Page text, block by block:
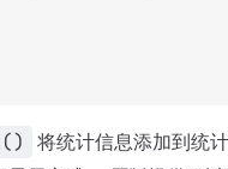
将统计信息添加到统